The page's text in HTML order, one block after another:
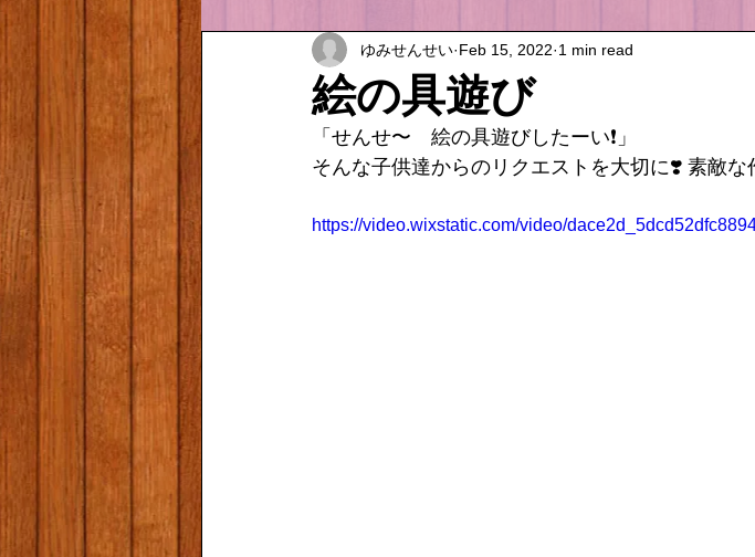
絵の具遊び
ゆみせんせい Feb 15, 2022 1 min read
「せんせ〜　絵の具遊びしたーい❗️」
そんな子供達からのリクエストを大切に❣️ 素敵な
https://video.wixstatic.com/video/